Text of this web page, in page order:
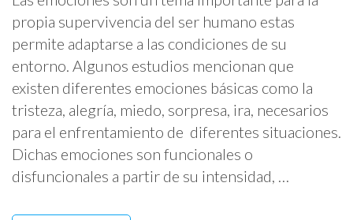
propia supervivencia del ser humano estas
permite adaptarse a las condiciones de su
entorno. Algunos estudios mencionan que
existen diferentes emociones básicas como la
tristeza, alegría, miedo, sorpresa, ira, necesarios
para el enfrentamiento de diferentes situaciones.
Dichas emociones son funcionales o
disfuncionales a partir de su intensidad, …